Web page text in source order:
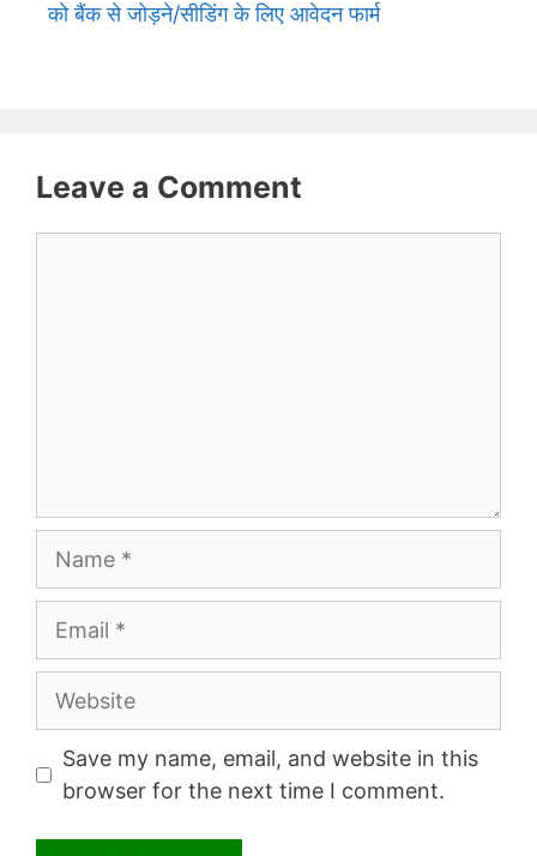
को बैंक से जोड़ने/सीडिंग के लिए आवेदन फार्म
Leave a Comment
Website
Save my name, email, and website in this
browser for the next time I comment.